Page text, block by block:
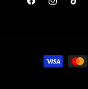
FacebookInstagramTikTok